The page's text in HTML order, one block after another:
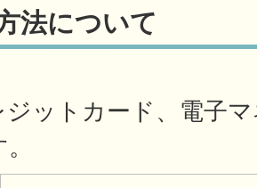
法について
ジットカード、電子